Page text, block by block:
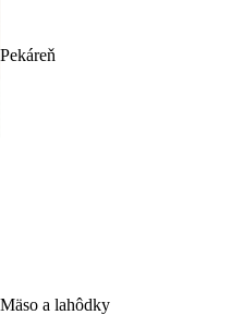
Pekáreň
Mäso a lahôdky